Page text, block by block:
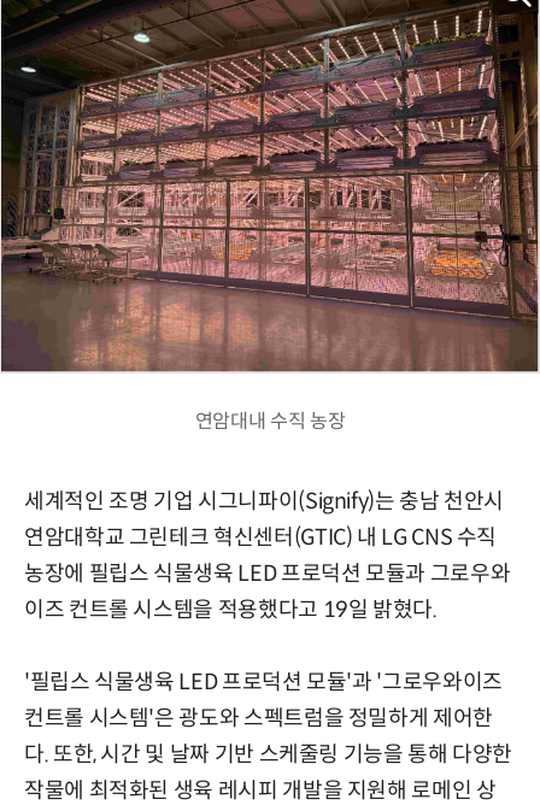
연암대내 수직 농장
세계적인 조명 기업 시그니파이(Signify)는 충남 천안시
연암대학교 그린테크 혁신센터(GTIC) 내 LG CNS 수직
농장에 필립스 식물생육 LED 프로덕션 모듈과 그로우와
이즈 컨트롤 시스템을 적용했다고 19일 밝혔다.
'필립스 식물생육 LED 프로덕션 모듈'과 '그로우와이즈
컨트롤 시스템'은 광도와 스펙트럼을 정밀하게 제어한
다. 또한, 시간 및 날짜 기반 스케줄링 기능을 통해 다양한
작물에 최적화된 생육 레시피 개발을 지원해 로메인 상